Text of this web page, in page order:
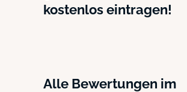
kostenlos eintragen!
Alle Bewertungen im